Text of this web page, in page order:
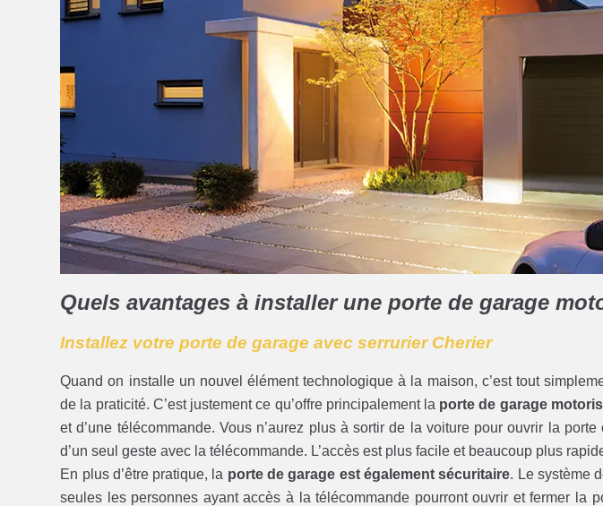
Quels avantages à installer une porte de garage
Installez votre porte de garage avec serrurier Cherier
Quand on installe un nouvel élément technologique à la maison, c’est tout
de la praticité. C’est justement ce qu’offre principalement la porte de garage
et d’une télécommande. Vous n’aurez plus à sortir de la voiture pour ouvrir la
d’un seul geste avec la télécommande. L’accès est plus facile et beaucoup plus
En plus d’être pratique, la porte de garage est également sécuritaire. Le système
seules les personnes ayant accès à la télécommande pourront ouvrir et fermer la